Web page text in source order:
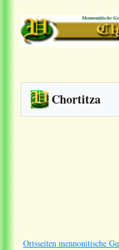
Chortitza
Ortsseiten mennonitische